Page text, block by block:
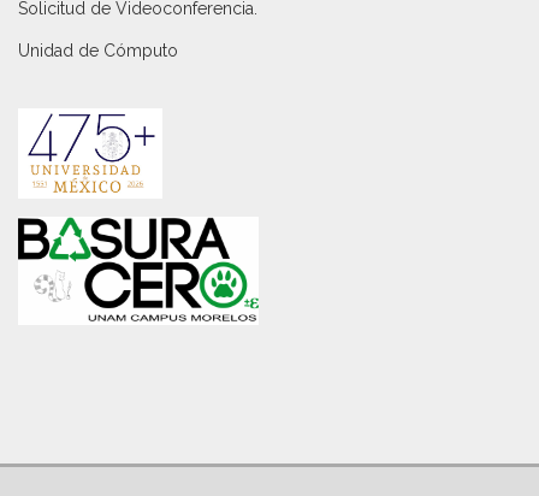
Solicitud de Videoconferencia.
Unidad de Cómputo